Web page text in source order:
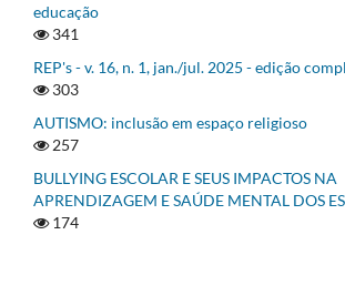
educação
341
REP's - v. 16, n. 1, jan./jul. 2025 - edição
303
AUTISMO: inclusão em espaço religioso
257
BULLYING ESCOLAR E SEUS IMPACTOS NA
APRENDIZAGEM E SAÚDE MENTAL DOS
174